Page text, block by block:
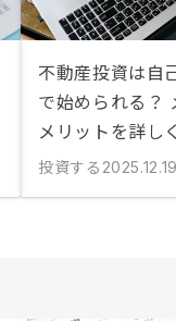
不動産投資は自
で始められる？
メリットを詳し
投資する 2025.12.19